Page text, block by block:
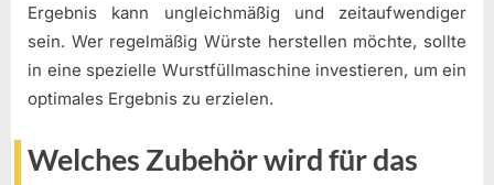
Ergebnis kann ungleichmäßig und zeitaufwendiger
sein. Wer regelmäßig Würste herstellen möchte, sollte
in eine spezielle Wurstfüllmaschine investieren, um ein
optimales Ergebnis zu erzielen.
Welches Zubehör wird für das